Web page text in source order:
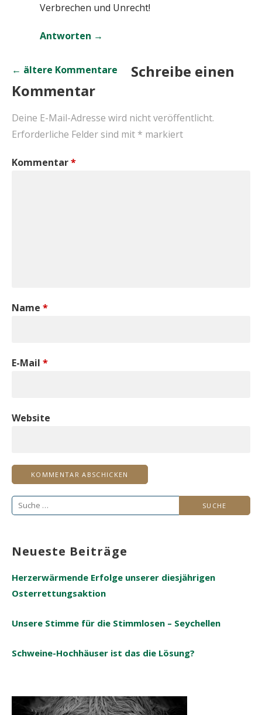
Verbrechen und Unrecht!
Antworten
Kommentar-
Navigation
← ältere Kommentare
Schreibe einen
Kommentar
Deine E-Mail-Adresse wird nicht veröffentlicht.
Erforderliche Felder sind mit * markiert
Kommentar*
Name *
E-Mail *
Website
Suche
Neueste Beiträge
Herzerwärmende Erfolge unserer diesjährigen
Osterrettungsaktion
Unsere Stimme für die Stimmlosen – Seychellen
Schweine-Hochhäuser ist das die Lösung?